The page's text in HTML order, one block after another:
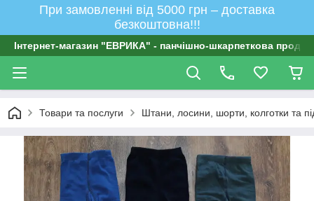
При замовленні від 5000 грн – доставка
безкоштовна!!!
Інтернет-магазин "ЕВРИКА" - панчішно-шкарпеткова
Товари та послуги Штани, лосини, шорти, колготки та